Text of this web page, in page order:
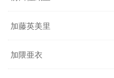
加藤英美里
加隈亜衣